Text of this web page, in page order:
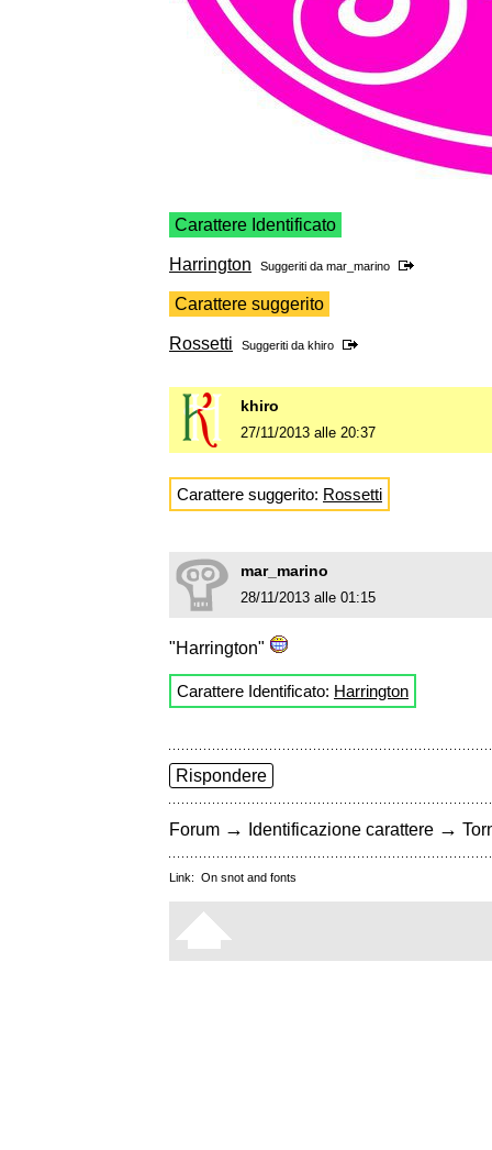
Carattere Identificato
Harrington Suggeriti da mar_marino
Carattere suggerito
Rossetti Suggeriti da khiro
khiro
27/11/2013 alle 20:37
Carattere suggerito: Rossetti
mar_marino
28/11/2013 alle 01:15
"Harrington"
Carattere Identificato: Harrington
Rispondere
Forum → Identificazione carattere →
Link: On snot and fonts